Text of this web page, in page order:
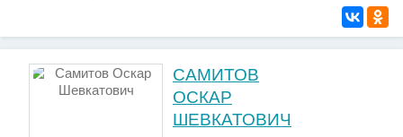
САМИТОВ
ОСКАР
ШЕВКАТОВИЧ